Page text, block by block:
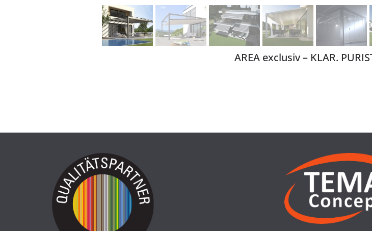
AREA exclusiv – KLAR.